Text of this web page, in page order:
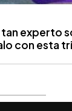
tan experto
con esta